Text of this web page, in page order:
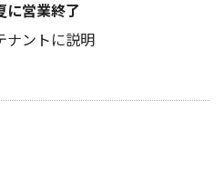
に営業終了
ナントに説明